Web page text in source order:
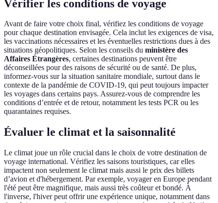
Vérifier les conditions de voyage
Avant de faire votre choix final, vérifiez les conditions de voyage
pour chaque destination envisagée. Cela inclut les exigences de visa,
les vaccinations nécessaires et les éventuelles restrictions dues à des
situations géopolitiques. Selon les conseils du ministère des
Affaires Étrangères, certaines destinations peuvent être
déconseillées pour des raisons de sécurité ou de santé. De plus,
informez-vous sur la situation sanitaire mondiale, surtout dans le
contexte de la pandémie de COVID-19, qui peut toujours impacter
les voyages dans certains pays. Assurez-vous de comprendre les
conditions d’entrée et de retour, notamment les tests PCR ou les
quarantaines requises.
Évaluer le climat et la saisonnalité
Le climat joue un rôle crucial dans le choix de votre destination de
voyage international. Vérifiez les saisons touristiques, car elles
impactent non seulement le climat mais aussi le prix des billets
d’avion et d'hébergement. Par exemple, voyager en Europe pendant
l'été peut être magnifique, mais aussi très coûteur et bondé. À
l'inverse, l'hiver peut offrir une expérience unique, notamment dans